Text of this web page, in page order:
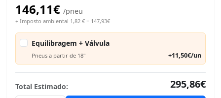
146,11€ /pneu
+ Imposto ambiental 1,82 € = 147,93€
Equilibragem + Válvula
Pneus a partir de 18" +11,50€/un
Total Estimado:
295,86€